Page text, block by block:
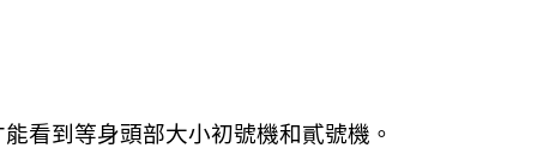
看到等身頭部大小初號機和貳號機。